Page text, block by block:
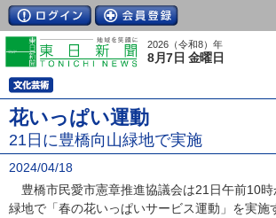
2026（令和8）年
8月7日 金曜日
花いっぱい運動
21日に豊橋向山緑地で実施
2024/04/18
豊橋市民愛市憲章推進協議会は21日午前10時
緑地で「春の花いっぱいサービス運動」を実